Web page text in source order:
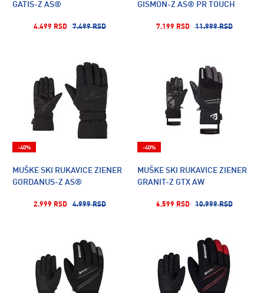
GATIS-Z AS®
4.499 RSD 7.499 RSD
GISMON-Z AS® PR TOUCH
7.199 RSD 11.999 RSD
MUŠKE SKI RUKAVICE ZIENER
GORDANUS-Z AS®
2.999 RSD 4.999 RSD
-40%
MUŠKE SKI RUKAVICE ZIENER
GRANIT-Z GTX AW
6.599 RSD 10.999 RSD
-40%